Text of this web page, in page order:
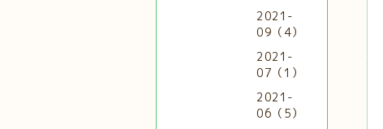
2021-
09（4）
2021-
07（1）
2021-
06（5）